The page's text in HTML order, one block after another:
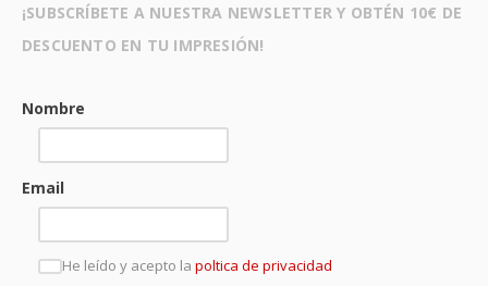
¡SUBSCRÍBETE A NUESTRA NEWSLETTER Y OBTÉN 10€ DE
DESCUENTO EN TU IMPRESIÓN!
Nombre
Email
He leído y acepto la poltica de privacidad